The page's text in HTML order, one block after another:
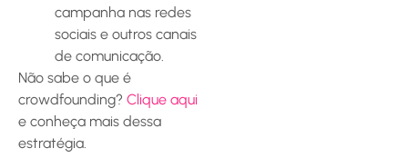
campanha nas redes
sociais e outros canais
de comunicação.
Não sabe o que é
crowdfounding? Clique aqui
e conheça mais dessa
estratégia.